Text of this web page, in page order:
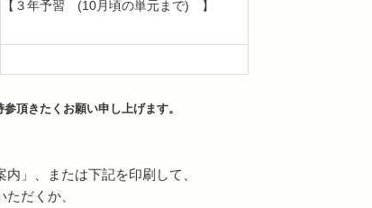
【３年予習 (10月頃の単元まで) 】
頂きたくお願い申し上げます。
」、または下記を印刷して、
だくか、